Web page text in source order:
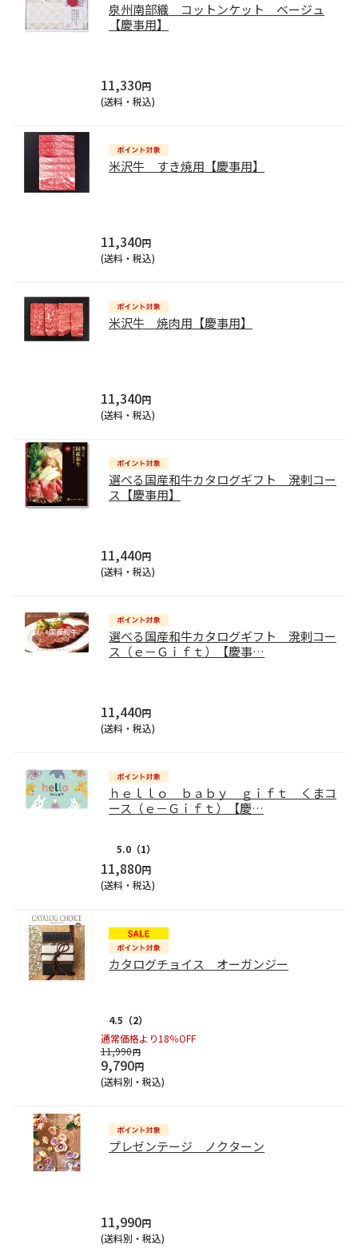
泉州南部織 コットンケット ベージュ
【慶事用】
11,330円
(送料・税込)
米沢牛 すき焼用【慶事用】
11,340円
(送料・税込)
米沢牛 焼肉用【慶事用】
11,340円
(送料・税込)
選べる国産和牛カタログギフト 溌剌コー
ス【慶事用】
11,440円
(送料・税込)
選べる国産和牛カタログギフト 溌剌コー
ス（ｅ－Ｇｉｆｔ）【慶事…
11,440円
(送料・税込)
ｈｅｌｌｏ ｂａｂｙ ｇｉｆｔ くまコ
ース（ｅ－Ｇｉｆｔ）【慶…
5.0 （1）
11,880円
(送料・税込)
カタログチョイス オーガンジー
4.5 （2）
通常価格より18％OFF
11,990円
9,790円
(送料別・税込)
プレゼンテージ ノクターン
11,990円
(送料別・税込)